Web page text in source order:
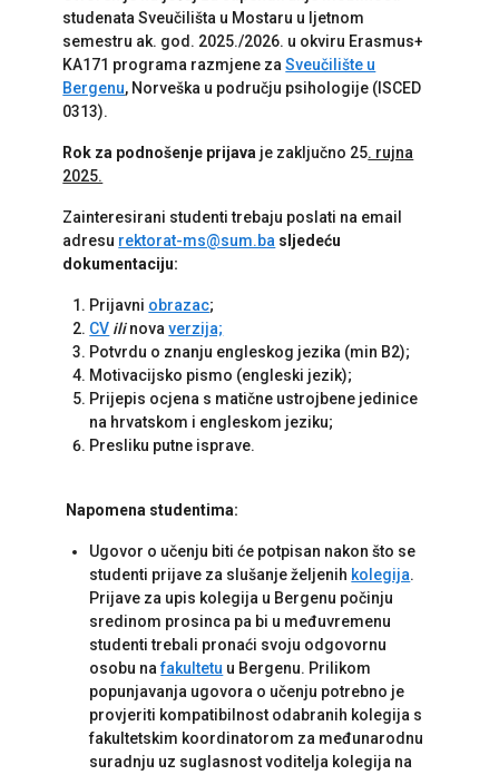
studenata Sveučilišta u Mostaru u ljetnom
semestru ak. god. 2025./2026. u okviru Erasmus+
KA171 programa razmjene zaSveučilište u
Bergenu, Norveška u području psihologije (ISCED
0313).
Rok za podnošenje prijava je zaključno 25. rujna
2025.
Zainteresirani studenti trebaju poslati na email
adresu rektorat-ms@sum.ba sljedeću
dokumentaciju:
Prijavni obrazac;
CV ilinovaverzija;
Potvrdu o znanju engleskog jezika (min B2);
Motivacijsko pismo (engleski jezik);
Prijepis ocjena s matične ustrojbene jedinice
na hrvatskom i engleskom jeziku;
Presliku putne isprave.
Napomena studentima:
Ugovor o učenju biti će potpisan nakon što se
studenti prijave za slušanje željenih kolegija.
Prijave za upis kolegija u Bergenu počinju
sredinom prosinca pa bi u međuvremenu
studenti trebali pronaći svoju odgovornu
osobu nafakultetu u Bergenu. Prilikom
popunjavanja ugovora o učenju potrebno je
provjeriti kompatibilnost odabranih kolegija s
fakultetskim koordinatorom za međunarodnu
suradnju uz suglasnost voditelja kolegija na